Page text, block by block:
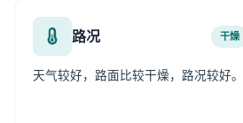
路况 干燥
天气较好，路面比较干燥，路况较好。